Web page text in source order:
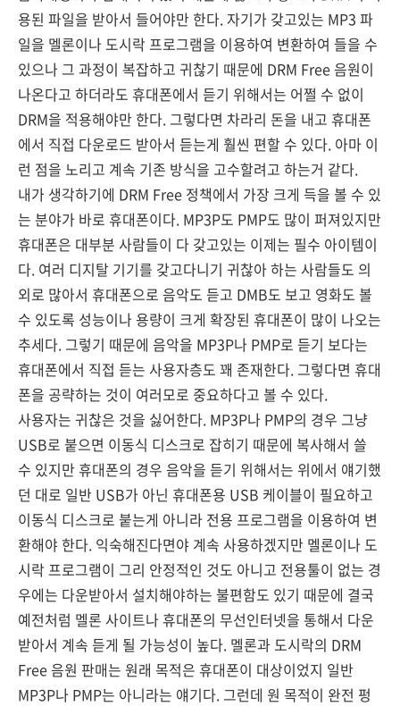
용된 파일을 받아서 들어야만 한다. 자기가 갖고있는 MP3 파
일을 멜론이나 도시락 프로그램을 이용하여 변환하여 들을 수
있으나 그 과정이 복잡하고 귀찮기 때문에 DRM Free 음원이
나온다고 하더라도 휴대폰에서 듣기 위해서는 어쩔 수 없이
DRM을 적용해야만 한다. 그렇다면 차라리 돈을 내고 휴대폰
에서 직접 다운로드 받아서 듣는게 훨씬 편할 수 있다. 아마 이
런 점을 노리고 계속 기존 방식을 고수할려고 하는거 같다.
내가 생각하기에 DRM Free 정책에서 가장 크게 득을 볼 수 있
는 분야가 바로 휴대폰이다. MP3P도 PMP도 많이 퍼져있지만
휴대폰은 대부분 사람들이 다 갖고있는 이제는 필수 아이템이
다. 여러 디지탈 기기를 갖고다니기 귀찮아 하는 사람들도 의
외로 많아서 휴대폰으로 음악도 듣고 DMB도 보고 영화도 볼
수 있도록 성능이나 용량이 크게 확장된 휴대폰이 많이 나오는
추세다. 그렇기 때문에 음악을 MP3P나 PMP로 듣기 보다는
휴대폰에서 직접 듣는 사용자층도 꽤 존재한다. 그렇다면 휴대
폰을 공략하는 것이 여러모로 중요하다고 볼 수 있다.
사용자는 귀찮은 것을 싫어한다. MP3P나 PMP의 경우 그냥
USB로 붙으면 이동식 디스크로 잡히기 때문에 복사해서 쓸
수 있지만 휴대폰의 경우 음악을 듣기 위해서는 위에서 얘기했
던 대로 일반 USB가 아닌 휴대폰용 USB 케이블이 필요하고
이동식 디스크로 붙는게 아니라 전용 프로그램을 이용하여 변
환해야 한다. 익숙해진다면야 계속 사용하겠지만 멜론이나 도
시락 프로그램이 그리 안정적인 것도 아니고 전용툴이 없는 경
우에는 다운받아서 설치해야하는 불편함도 있기 때문에 결국
예전처럼 멜론 사이트나 휴대폰의 무선인터넷을 통해서 다운
받아서 계속 듣게 될 가능성이 높다. 멜론과 도시락의 DRM
Free 음원 판매는 원래 목적은 휴대폰이 대상이었지 일반
MP3P나 PMP는 아니라는 얘기다. 그런데 원 목적이 완전 펑